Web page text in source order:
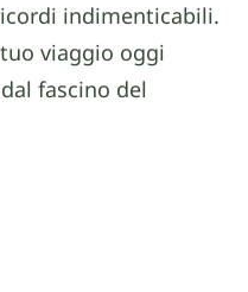
indimenticabili.
viaggio oggi
fascino del